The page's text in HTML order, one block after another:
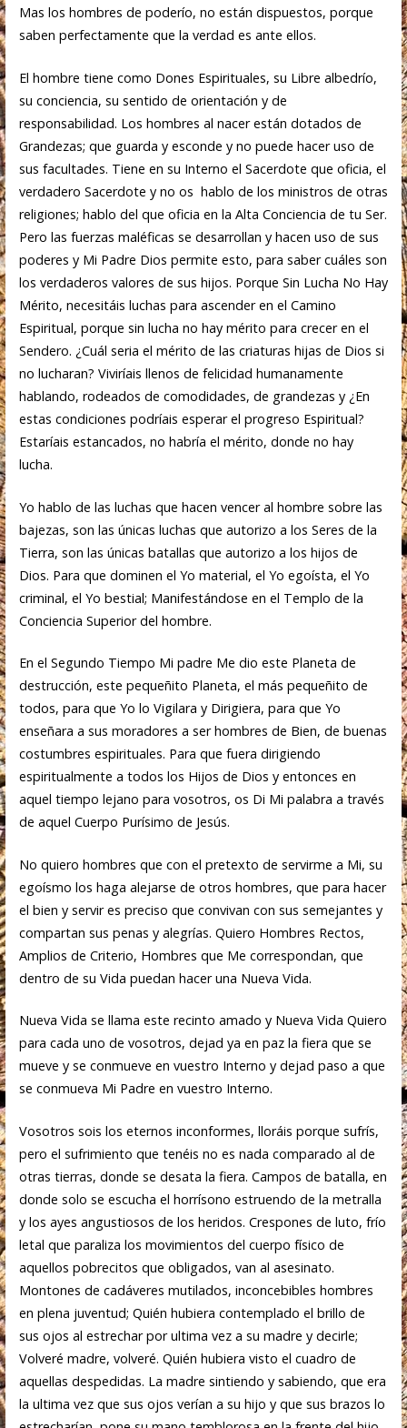
Mas los hombres de poderío, no están dispuestos, porque
saben perfectamente que la verdad es ante ellos.
El hombre tiene como Dones Espirituales, su Libre albedrío,
su conciencia, su sentido de orientación y de
responsabilidad. Los hombres al nacer están dotados de
Grandezas; que guarda y esconde y no puede hacer uso de
sus facultades. Tiene en su Interno el Sacerdote que oficia, el
verdadero Sacerdote y no os hablo de los ministros de otras
religiones; hablo del que oficia en la Alta Conciencia de tu Ser.
Pero las fuerzas maléficas se desarrollan y hacen uso de sus
poderes y Mi Padre Dios permite esto, para saber cuáles son
los verdaderos valores de sus hijos. Porque Sin Lucha No Hay
Mérito, necesitáis luchas para ascender en el Camino
Espiritual, porque sin lucha no hay mérito para crecer en el
Sendero. ¿Cuál seria el mérito de las criaturas hijas de Dios si
no lucharan? Viviríais llenos de felicidad humanamente
hablando, rodeados de comodidades, de grandezas y ¿En
estas condiciones podríais esperar el progreso Espiritual?
Estaríais estancados, no habría el mérito, donde no hay
lucha.
Yo hablo de las luchas que hacen vencer al hombre sobre las
bajezas, son las únicas luchas que autorizo a los Seres de la
Tierra, son las únicas batallas que autorizo a los hijos de
Dios. Para que dominen el Yo material, el Yo egoísta, el Yo
criminal, el Yo bestial; Manifestándose en el Templo de la
Conciencia Superior del hombre.
En el Segundo Tiempo Mi padre Me dio este Planeta de
destrucción, este pequeñito Planeta, el más pequeñito de
todos, para que Yo lo Vigilara y Dirigiera, para que Yo
enseñara a sus moradores a ser hombres de Bien, de buenas
costumbres espirituales. Para que fuera dirigiendo
espiritualmente a todos los Hijos de Dios y entonces en
aquel tiempo lejano para vosotros, os Di Mi palabra a través
de aquel Cuerpo Purísimo de Jesús.
No quiero hombres que con el pretexto de servirme a Mi, su
egoísmo los haga alejarse de otros hombres, que para hacer
el bien y servir es preciso que convivan con sus semejantes y
compartan sus penas y alegrías. Quiero Hombres Rectos,
Amplios de Criterio, Hombres que Me correspondan, que
dentro de su Vida puedan hacer una Nueva Vida.
Nueva Vida se llama este recinto amado y Nueva Vida Quiero
para cada uno de vosotros, dejad ya en paz la fiera que se
mueve y se conmueve en vuestro Interno y dejad paso a que
se conmueva Mi Padre en vuestro Interno.
Vosotros sois los eternos inconformes, lloráis porque sufrís,
pero el sufrimiento que tenéis no es nada comparado al de
otras tierras, donde se desata la fiera. Campos de batalla, en
donde solo se escucha el horrísono estruendo de la metralla
y los ayes angustiosos de los heridos. Crespones de luto, frío
letal que paraliza los movimientos del cuerpo físico de
aquellos pobrecitos que obligados, van al asesinato.
Montones de cadáveres mutilados, inconcebibles hombres
en plena juventud; Quién hubiera contemplado el brillo de
sus ojos al estrechar por ultima vez a su madre y decirle;
Volveré madre, volveré. Quién hubiera visto el cuadro de
aquellas despedidas. La madre sintiendo y sabiendo, que era
la ultima vez que sus ojos verían a su hijo y que sus brazos lo